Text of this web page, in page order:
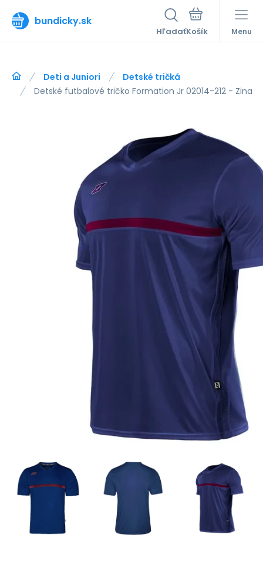
bundicky.sk
Hľadať Menu
Deti a Juniori
Detské tričká
Detské futbalové tričko Formation Jr 02014-212 - Zina